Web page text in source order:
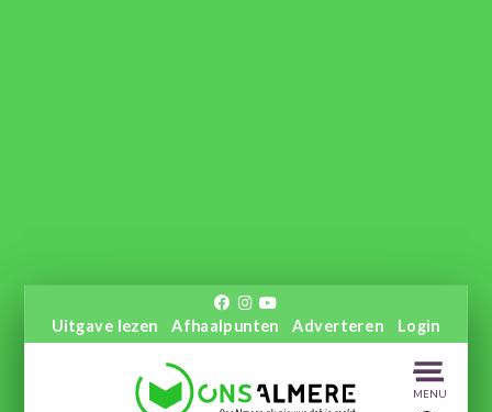
Uitgave lezen Afhaalpunten Adverteren Login
MENU